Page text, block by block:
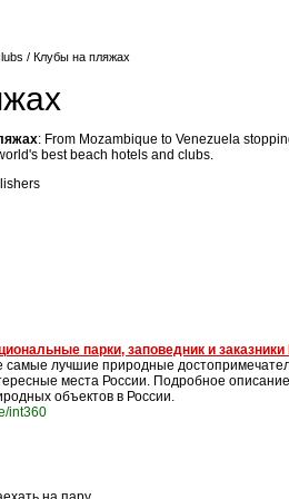
/ Клубы на пляжах
: From Mozambique to Venezuela
best beach hotels and clubs.
парки, заповедник и заказники
самые лучшие природные
места России. Подробное
объектов в России.
int360